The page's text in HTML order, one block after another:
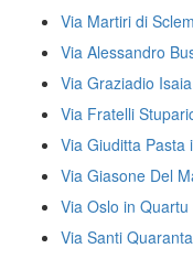
Via Martiri di
Via Alessandro
Via Graziadio
Via Fratelli
Via Giuditta Pasta
Via Giasone Del
Via Oslo in
Via Santi